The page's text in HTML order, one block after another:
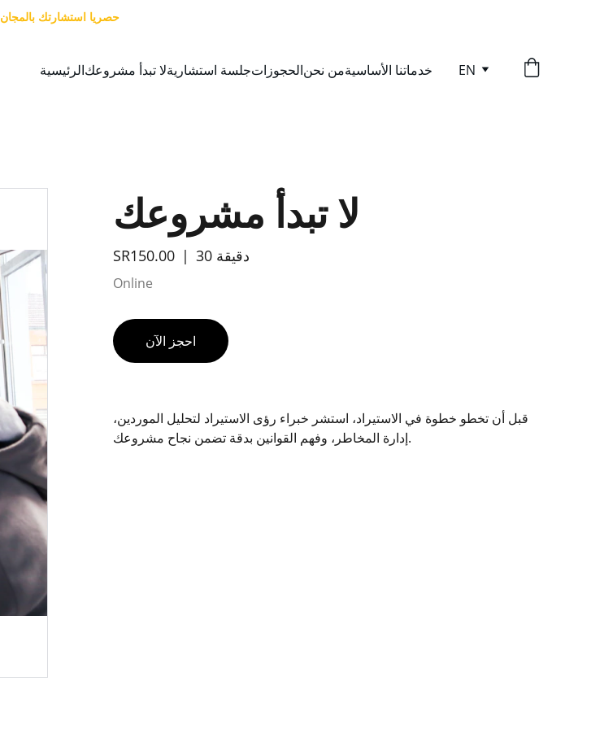
حصريا استشارتك بالمجان
الرئيسيةلا تبدأ مشروعكجلسة استشاريةالحجوزاتمن نحنخدماتنا الأساسية EN
لا تبدأ مشروعك
SR150.00 30 دقيقة
Online
احجز الآن
قبل أن تخطو خطوة في الاستيراد، استشر خبراء رؤى الاستيراد لتحليل الموردين،
إدارة المخاطر، وفهم القوانين بدقة تضمن نجاح مشروعك.